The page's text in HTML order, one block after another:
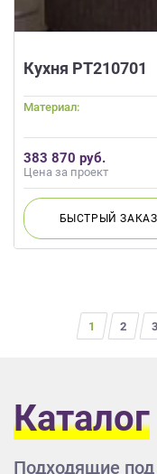
Кухня РТ210701
Материал:
383 870 руб.
Цена за проект
БЫСТРЫЙЗАКАЗ
1 2 3
Каталог
Подходящие